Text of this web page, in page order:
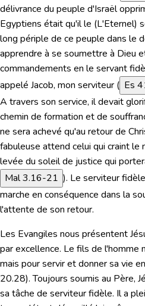
délivrance du peuple d'Israël
Egyptiens était qu'il le (L'Eternel)
long périple de ce peuple dans le
apprendre à se soumettre à Dieu
commandements en le servant
appelé Jacob, mon serviteur ( Es
A travers son service, il devait
chemin de formation et de
ne sera achevé qu'au retour de
fabuleuse attend celui qui craint le
levée du soleil de justice qui
Mal 3.16-21 ). Le serviteur fidèle
marche en conséquence dans la
l'attente de son retour.
Les Evangiles nous présentent
par excellence. Le fils de l'homme
mais pour servir et donner sa vie
20.28). Toujours soumis au Père,
sa tâche de serviteur fidèle. Il a